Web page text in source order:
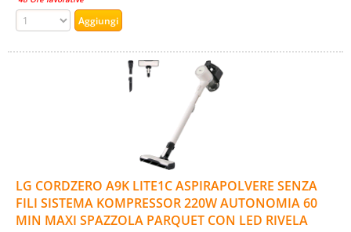
LG CORDZERO A9K LITE1C ASPIRAPOLVERE SENZA
FILI SISTEMA KOMPRESSOR 220W AUTONOMIA 60
MIN MAXI SPAZZOLA PARQUET CON LED RIVELA